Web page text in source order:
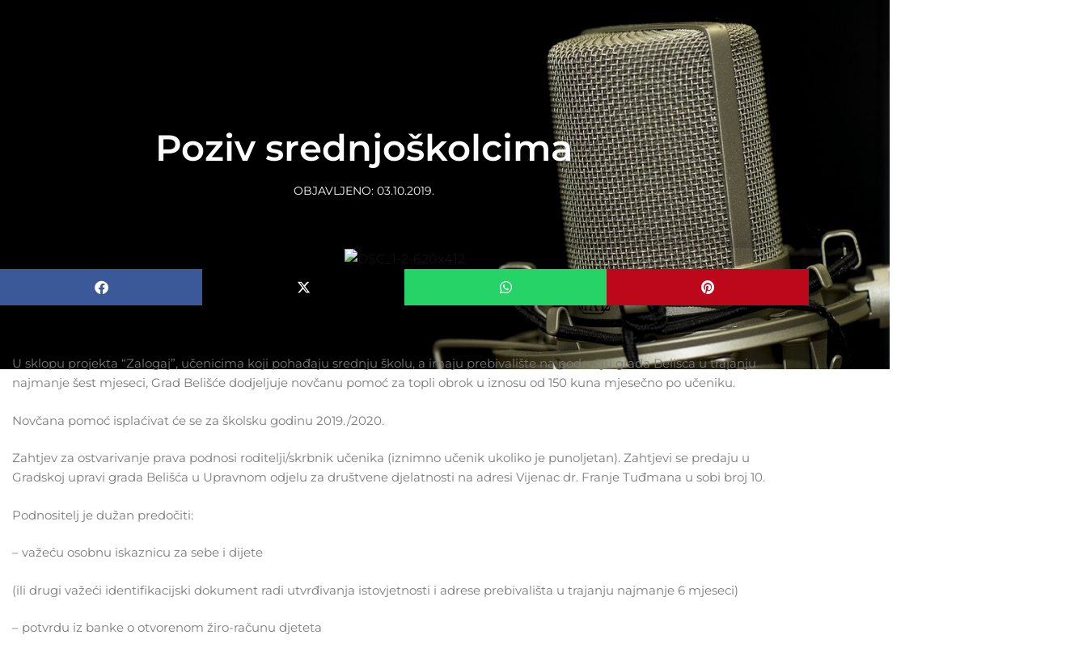
Poziv srednjoškolcima
OBJAVLJENO: 03.10.2019.
U sklopu projekta “Zalogaj”, učenicima koji pohađaju srednju školu, a imaju prebivalište na području grada Belišća u trajanju
najmanje šest mjeseci, Grad Belišće dodjeljuje novčanu pomoć za topli obrok u iznosu od 150 kuna mjesečno po učeniku.
Novčana pomoć isplaćivat će se za školsku godinu 2019./2020.
Zahtjev za ostvarivanje prava podnosi roditelji/skrbnik učenika (iznimno učenik ukoliko je punoljetan). Zahtjevi se predaju u
Gradskoj upravi grada Belišća u Upravnom odjelu za društvene djelatnosti na adresi Vijenac dr. Franje Tuđmana u sobi broj 10.
Podnositelj je dužan predočiti:
– važeću osobnu iskaznicu za sebe i dijete
(ili drugi važeći identifikacijski dokument radi utvrđivanja istovjetnosti i adrese prebivališta u trajanju najmanje 6 mjeseci)
– potvrdu iz banke o otvorenom žiro-računu djeteta